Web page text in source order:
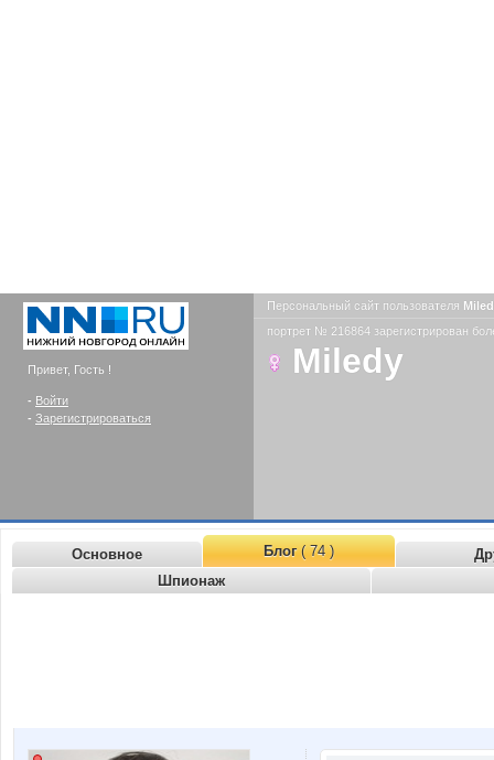
Привет, Гость !
- Войти
- Зарегистрироваться
Персональный сайт пользователя
портрет № 216864 зарегистрирован
Miledy
Основное Блог( 74 )
Шпионаж